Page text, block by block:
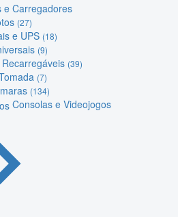
e Carregadores
(27)
e UPS (18)
(9)
(39)
(7)
(134)
Consolas e Videojogos